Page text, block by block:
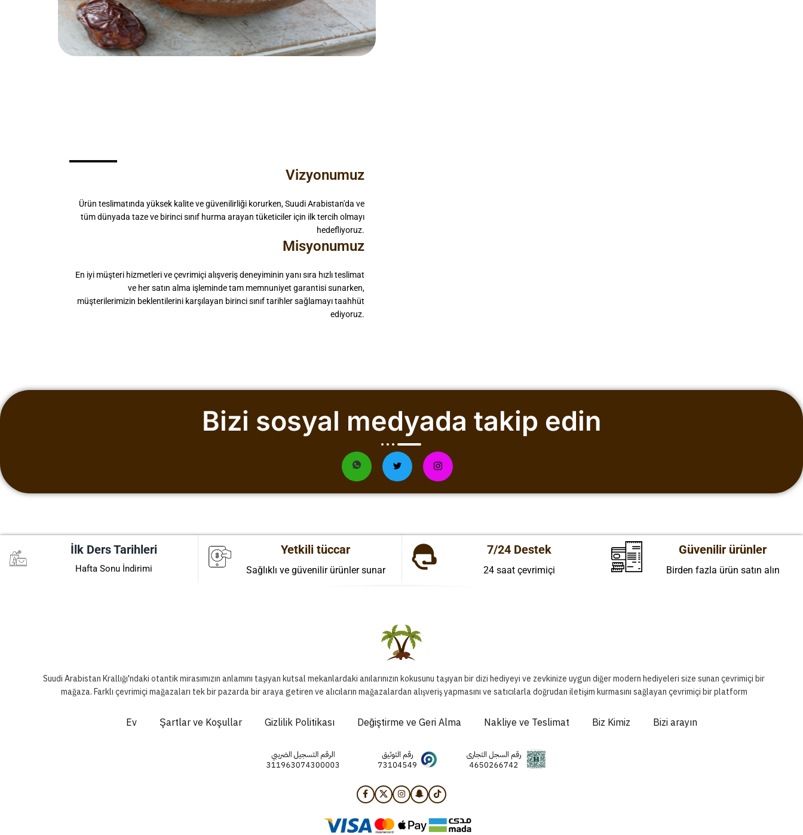
Vizyonumuz
Ürün teslimatında yüksek kalite ve güvenilirliği korurken, Suudi Arabistan'da ve
tüm dünyada taze ve birinci sınıf hurma arayan tüketiciler için ilk tercih olmayı
hedefliyoruz.
Misyonumuz
En iyi müşteri hizmetleri ve çevrimiçi alışveriş deneyiminin yanı sıra hızlı teslimat
ve her satın alma işleminde tam memnuniyet garantisi sunarken,
müşterilerimizin beklentilerini karşılayan birinci sınıf tarihler sağlamayı taahhüt
ediyoruz.
Bizi sosyal medyada takip edin
İlk Ders Tarihleri
Hafta Sonu İndirimi
Yetkili tüccar
Sağlıklı ve güvenilir ürünler sunar
7/24 Destek
24 saat çevrimiçi
Güvenilir ürünler
Birden fazla ürün satın alın
Suudi Arabistan Krallığı'ndaki otantik mirasımızın anlamını taşıyan kutsal mekanlardaki anılarınızın kokusunu taşıyan bir dizi hediyeyi ve zevkinize uygun diğer modern hediyeleri size sunan çevrimiçi bir
mağaza. Farklı çevrimiçi mağazaları tek bir pazarda bir araya getiren ve alıcıların mağazalardan alışveriş yapmasını ve satıcılarla doğrudan iletişim kurmasını sağlayan çevrimiçi bir platform
Ev Şartlar ve Koşullar Gizlilik Politikası Değiştirme ve Geri Alma Nakliye ve Teslimat Biz Kimiz Bizi arayın